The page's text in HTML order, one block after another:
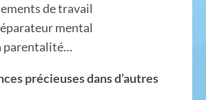
de travail
mental
parentalité…
précieuses dans d’autres